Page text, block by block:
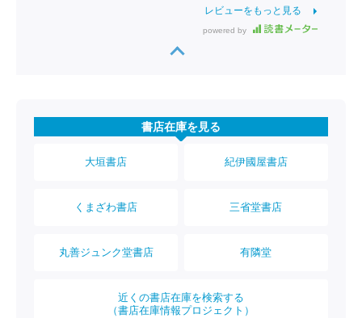
レビューをもっと見る
powered by
書店在庫を見る
大垣書店 紀伊國屋書店
くまざわ書店 三省堂書店
丸善ジュンク堂書店 有隣堂
近くの書店在庫を検索する
（書店在庫情報プロジェクト）